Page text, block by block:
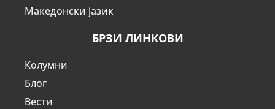
Македонски јазик
БРЗИ ЛИНКОВИ
Колумни
Блог
Вести